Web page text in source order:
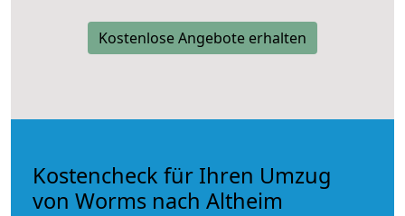
Kostenlose Angebote erhalten
Kostencheck für Ihren Umzug
von Worms nach Altheim